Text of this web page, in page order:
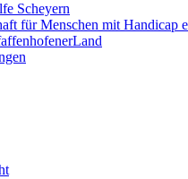
Scheyern
für Menschen mit Handicap